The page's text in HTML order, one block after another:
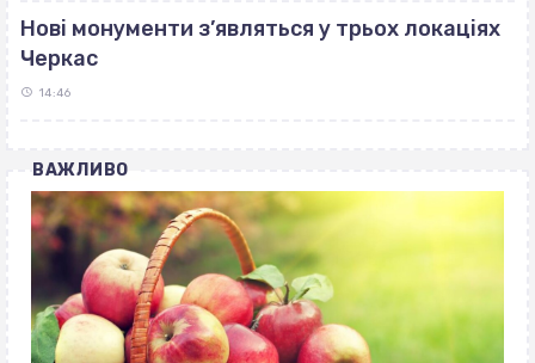
Нові монументи з’являться у трьох локаціях
Черкас
14:46
ВАЖЛИВО